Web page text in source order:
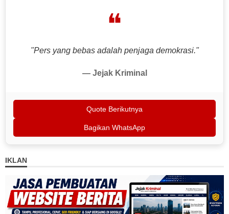
❝
"Pers yang bebas adalah penjaga demokrasi."
— Jejak Kriminal
Quote Berikutnya
Bagikan WhatsApp
IKLAN